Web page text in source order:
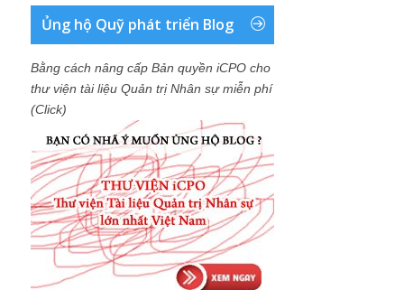
Ủng hộ Quỹ phát triển Blog
Bằng cách nâng cấp Bản quyền iCPO cho
thư viện tài liệu Quản trị Nhân sự miễn phí
(Click)